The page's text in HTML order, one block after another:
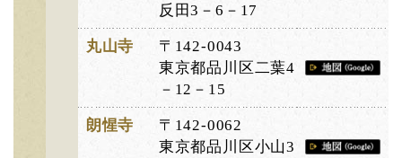
反田3－6－17
丸山寺
〒142-0043
東京都品川区二葉4
－12－15
朗惺寺
〒142-0062
東京都品川区小山3